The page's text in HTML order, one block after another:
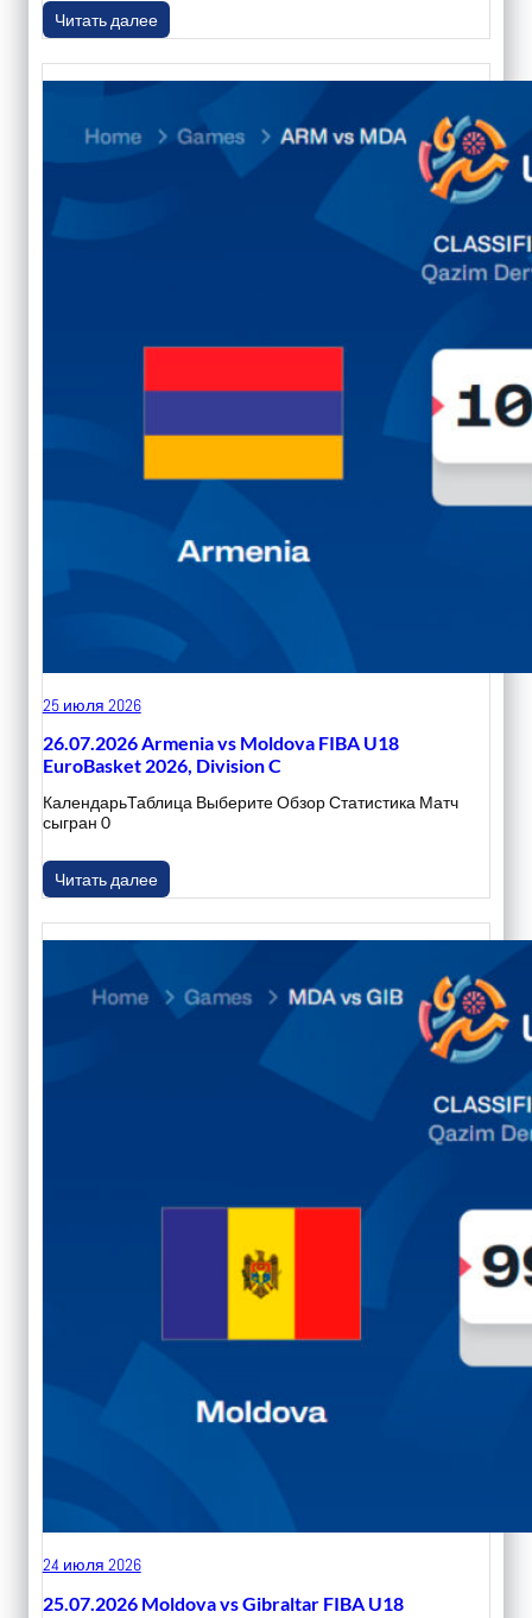
Читать далее
25 июля 2026
26.07.2026 Armenia vs Moldova FIBA U18
EuroBasket 2026, Division C
КалендарьТаблица Выберите Обзор Статистика Матч
сыгран 0
Читать далее
24 июля 2026
25.07.2026 Moldova vs Gibraltar FIBA U18